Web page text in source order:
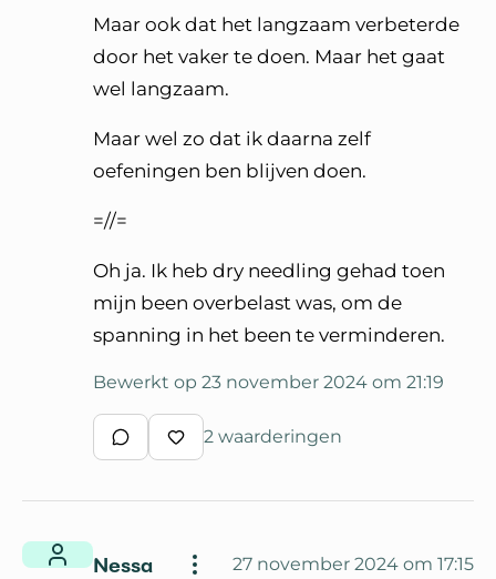
Maar ook dat het langzaam verbeterde
door het vaker te doen. Maar het gaat
wel langzaam.
Maar wel zo dat ik daarna zelf
oefeningen ben blijven doen.
=//=
Oh ja. Ik heb dry needling gehad toen
mijn been overbelast was, om de
spanning in het been te verminderen.
Bewerkt op 23 november 2024 om 21:19
Schrijf een reactie
Waardeer reactie
2 waarderingen
Nessa 27 november 2024 om 17:15